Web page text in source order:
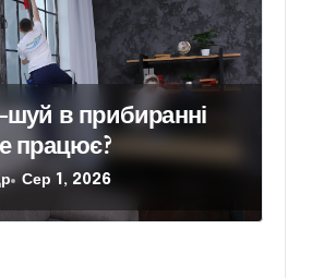
в прибиранні
працює?
Сер 1, 2026